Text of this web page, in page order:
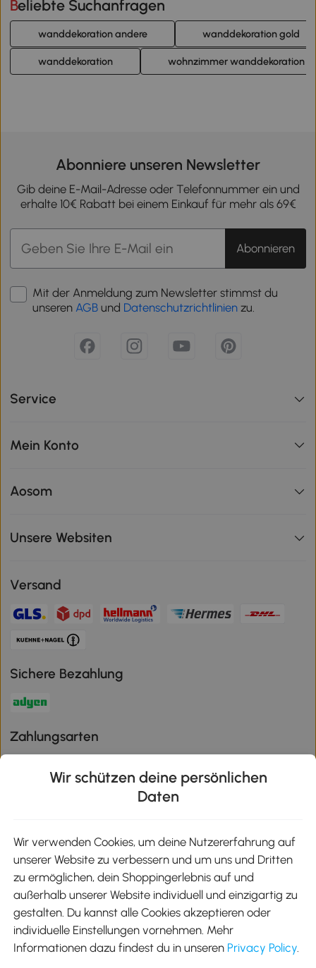
Beliebte Suchanfragen
wanddekoration andere wanddekoration gold
wanddekoration wohnzimmer wanddekoration
Abonniere unseren Newsletter
Gib deine E-Mail-Adresse oder Telefonnummer ein und
erhalte 10€ Rabatt bei einem Einkauf für mehr als 69€
Abonnieren
Mit der Anmeldung zum Newsletter stimmst du
unseren AGB und Datenschutzrichtlinien zu.
Service
Mein Konto
Aosom
Unsere Websiten
Versand
Sichere Bezahlung
Zahlungsarten
Aosom-App
Google Play
Wir schützen deine persönlichen
Daten
Wir verwenden Cookies, um deine Nutzererfahrung auf
unserer Website zu verbessern und um uns und Dritten
zu ermöglichen, dein Shoppingerlebnis auf und
außerhalb unserer Website individuell und einzigartig zu
gestalten. Du kannst alle Cookies akzeptieren oder
individuelle Einstellungen vornehmen. Mehr
Informationen dazu findest du in unseren Privacy Policy.